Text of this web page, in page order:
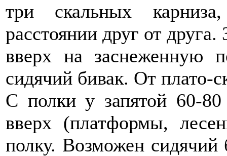
три скальных
расстоянии друг от
вверх на заснеженную
сидячий бивак. От плато-
С полки у запятой 60-
вверх (платформы,
полку. Возможен